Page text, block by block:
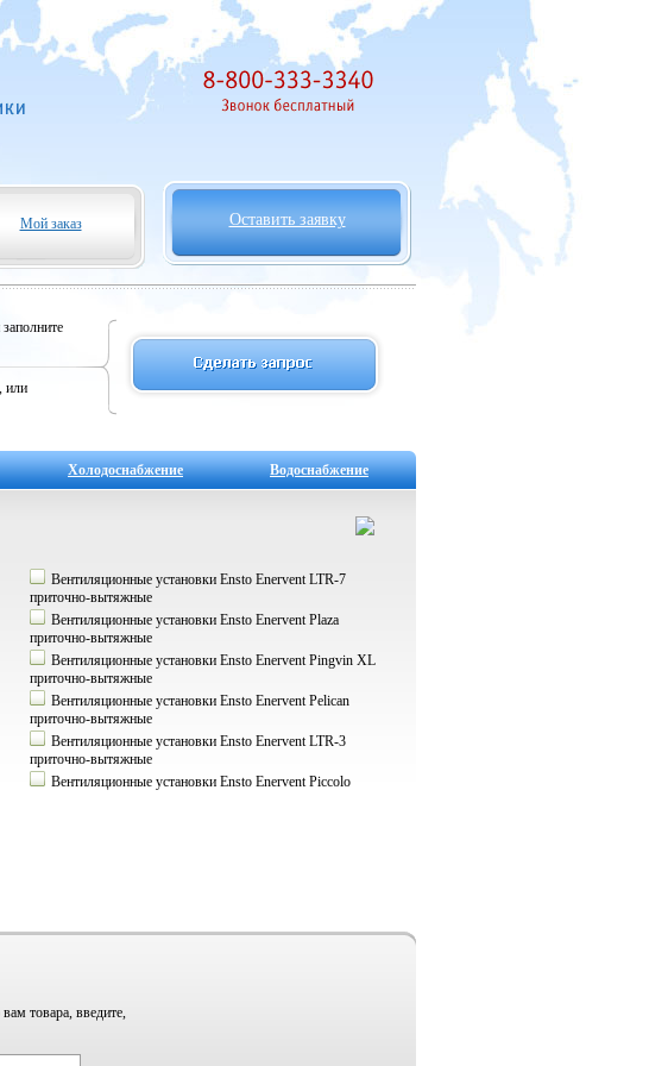
Мой заказ Оставить заявку
или
Холодоснабжение Водоснабжение
Вентиляционные установки Ensto Enervent LTR-7
приточно-вытяжные
Вентиляционные установки Ensto Enervent Plaza
приточно-вытяжные
Вентиляционные установки Ensto Enervent Pingvin XL
приточно-вытяжные
Вентиляционные установки Ensto Enervent Pelican
приточно-вытяжные
Вентиляционные установки Ensto Enervent LTR-3
приточно-вытяжные
Вентиляционные установки Ensto Enervent Piccolo
товара, введите,